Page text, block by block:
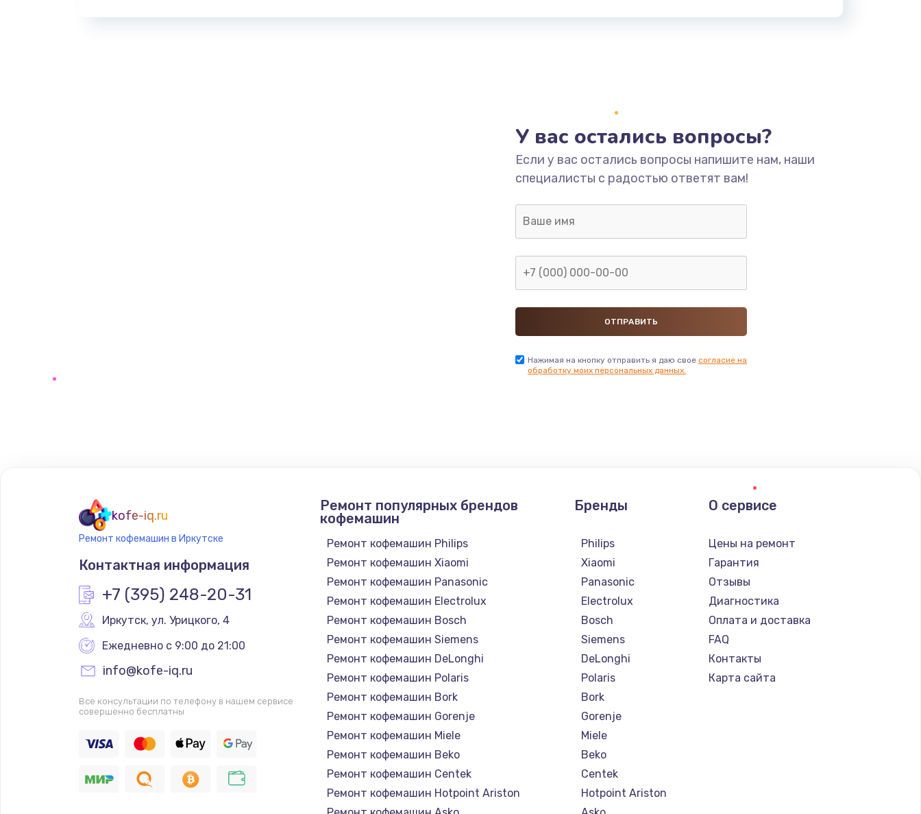
У вас остались вопросы?
Если у вас остались вопросы напишите нам, наши
специалисты с радостью ответят вам!
Нажимая на кнопку отправить я даю свое согласие на
обработку моих персональных данных.
kofe-iq.ru
Ремонт кофемашин в Иркутске
Контактная информация
+7 (395) 248-20-31
Иркутск, ул. Урицкого, 4
Ежедневно с 9:00 до 21:00
info@kofe-iq.ru
Все консультации по телефону в нашем сервисе
совершенно бесплатны
Ремонт популярных брендов
кофемашин
Ремонт кофемашин Philips
Ремонт кофемашин Xiaomi
Ремонт кофемашин Panasonic
Ремонт кофемашин Electrolux
Ремонт кофемашин Bosch
Ремонт кофемашин Siemens
Ремонт кофемашин DeLonghi
Ремонт кофемашин Polaris
Ремонт кофемашин Bork
Ремонт кофемашин Gorenje
Ремонт кофемашин Miele
Ремонт кофемашин Beko
Ремонт кофемашин Centek
Ремонт кофемашин Hotpoint Ariston
Бренды
Philips
Xiaomi
Panasonic
Electrolux
Bosch
Siemens
DeLonghi
Polaris
Bork
Gorenje
Miele
Beko
Centek
Hotpoint Ariston
О сервисе
Цены на ремонт
Гарантия
Отзывы
Диагностика
Оплата и доставка
FAQ
Контакты
Карта сайта